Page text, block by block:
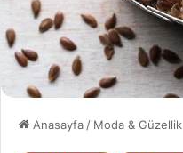
Anasayfa/ Moda & Güzellik